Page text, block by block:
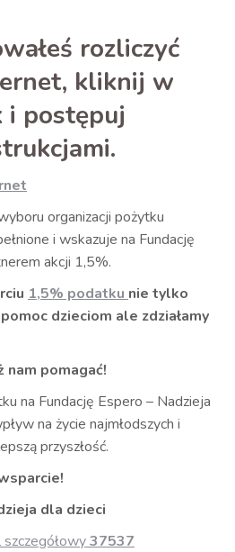
rozliczyć
kliknij w
i postępuj
organizacji pożytku
i wskazuje na Fundację
akcji 1,5%.
1,5% podatku nie tylko
dzieciom ale zdziałamy
nam pomagać!
na Fundację Espero – Nadzieja
na życie najmłodszych i
przyszłość.
dla dzieci
szczegółowy37537